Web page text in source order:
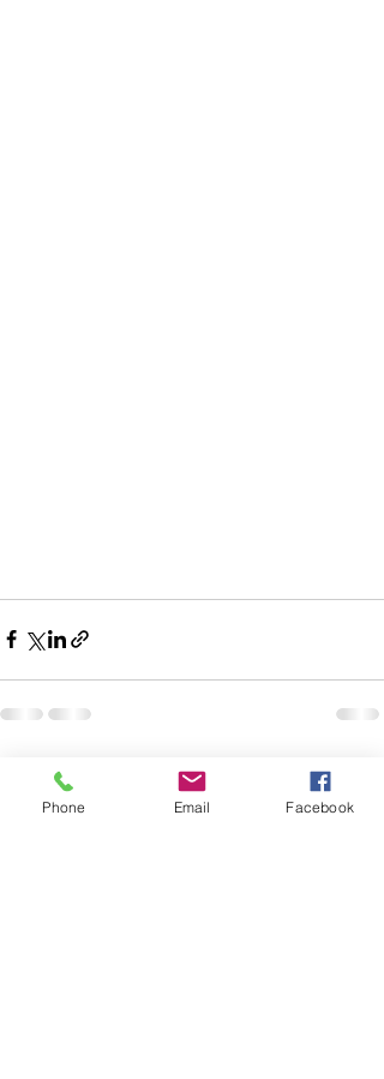
Posts récents Voir tout
Phone Email Facebook